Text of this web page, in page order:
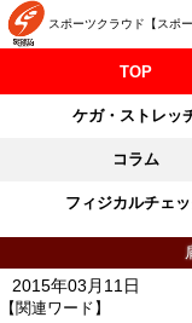
スポーツクラウド【スポ
TOP
ケガ・ストレッ
コラム
フィジカルチェ
【関連ワード】
2015年03月11日